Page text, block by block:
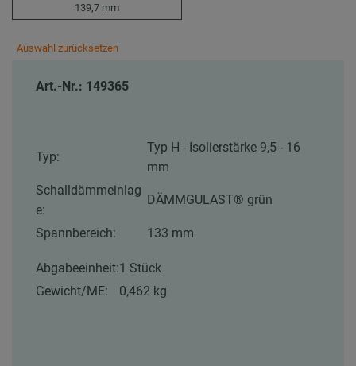
139,7 mm
Auswahl zurücksetzen
Art.-Nr.: 149365
Typ:
Typ H - Isolierstärke 9,5 - 16
mm
Schalldämmeinlag
e:
DÄMMGULAST® grün
Spannbereich: 133 mm
Abgabeeinheit:1 Stück
Gewicht/ME:
0,462 kg